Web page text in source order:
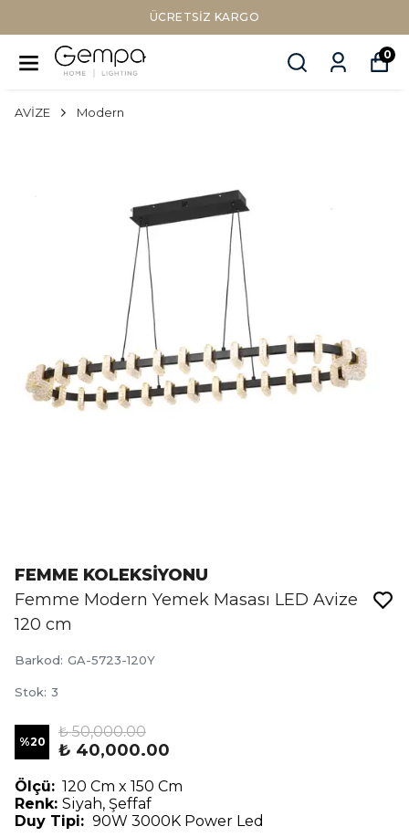
Sepette Nakit Ödemede Ek
0
AVİZE Modern
FEMME KOLEKSİYONU
Femme Modern Yemek Masası LED Avize
120 cm
Barkod: GA-5723-120Y
Stok: 3
%20
₺ 50,000.00
₺ 40,000.00
Ölçü: 120 Cm x 150 Cm
Renk: Siyah, Şeffaf
Duy Tipi: 90W 3000K Power Led